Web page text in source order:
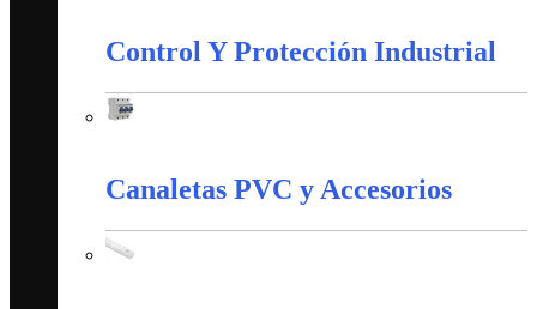
Control Y Protección Industrial
Canaletas PVC y Accesorios